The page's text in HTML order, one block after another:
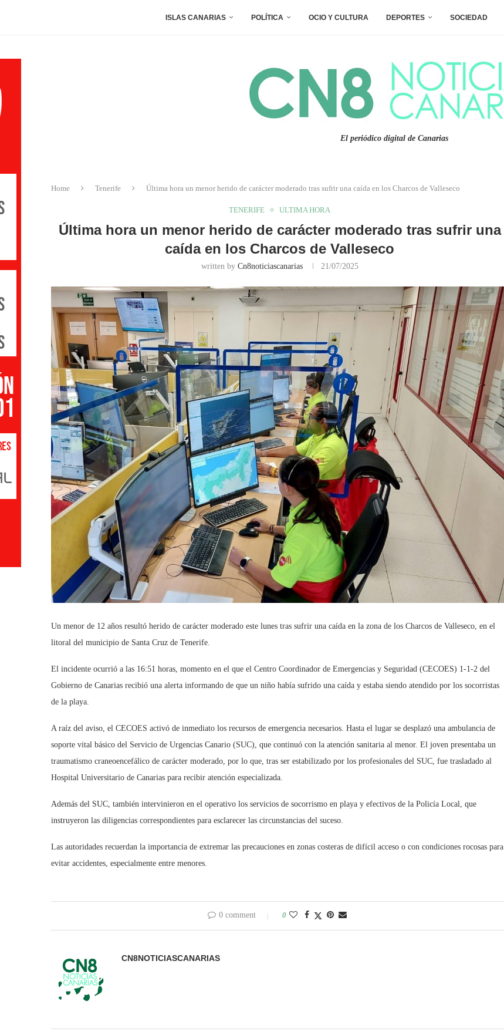
ISLAS CANARIAS POLÍTICA OCIO Y CULTURA DEPORTES SOCIEDAD
El periódico digital de Canarias
Home Tenerife Última hora un menor herido de carácter moderado tras sufrir una caída en los Charcos de Valleseco
TENERIFE ULTIMA HORA
Última hora un menor herido de carácter moderado tras sufrir una
caída en los Charcos de Valleseco
written by Cn8noticiascanarias 21/07/2025
Un menor de 12 años resultó herido de carácter moderado este lunes tras sufrir una caída en la zona de los Charcos de Valleseco, en el
litoral del municipio de Santa Cruz de Tenerife.
El incidente ocurrió a las 16:51 horas, momento en el que el Centro Coordinador de Emergencias y Seguridad (CECOES) 1-1-2 del
Gobierno de Canarias recibió una alerta informando de que un niño había sufrido una caída y estaba siendo atendido por los socorristas
de la playa.
A raíz del aviso, el CECOES activó de inmediato los recursos de emergencia necesarios. Hasta el lugar se desplazó una ambulancia de
soporte vital básico del Servicio de Urgencias Canario (SUC), que continuó con la atención sanitaria al menor. El joven presentaba un
traumatismo craneoencefálico de carácter moderado, por lo que, tras ser estabilizado por los profesionales del SUC, fue trasladado al
Hospital Universitario de Canarias para recibir atención especializada.
Además del SUC, también intervinieron en el operativo los servicios de socorrismo en playa y efectivos de la Policía Local, que
instruyeron las diligencias correspondientes para esclarecer las circunstancias del suceso.
Las autoridades recuerdan la importancia de extremar las precauciones en zonas costeras de difícil acceso o con condiciones rocosas para
evitar accidentes, especialmente entre menores.
0 comment 0
CN8NOTICIASCANARIAS